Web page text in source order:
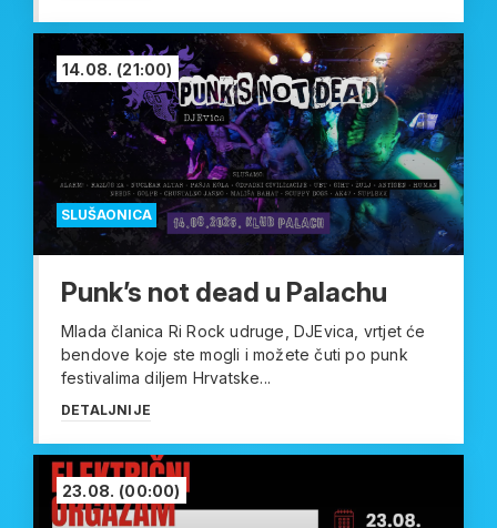
SLUŠAONICA
14.08. (21:00)
Punk’s not dead u Palachu
Mlada članica Ri Rock udruge, DJEvica, vrtjet će
bendove koje ste mogli i možete čuti po punk
festivalima diljem Hrvatske...
DETALJNIJE
23.08. (00:00)